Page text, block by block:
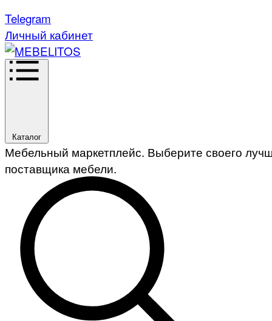
Telegram
Личный кабинет
Каталог
Мебельный маркетплейс. Выберите своего
поставщика мебели.